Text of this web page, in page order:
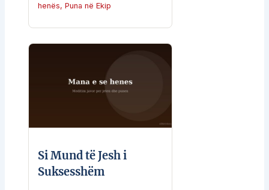
henës, Puna në Ekip
Si Mund të Jesh i
Suksesshëm